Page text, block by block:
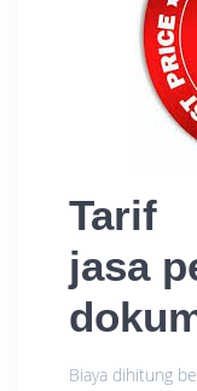
Tarif
jasa
Biaya dihitung